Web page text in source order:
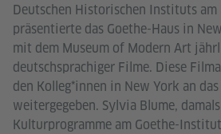
Deutschen Historischen Instituts am
präsentierte das Goethe-Haus in
mit dem Museum of Modern Art
deutschsprachiger Filme. Diese
den Kolleg*innen in New York an
weitergegeben. Sylvia Blume,
Kulturprogramme am Goethe-